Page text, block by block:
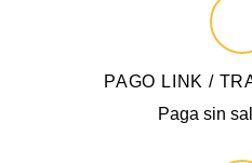
PAGO LINK /
Paga sin